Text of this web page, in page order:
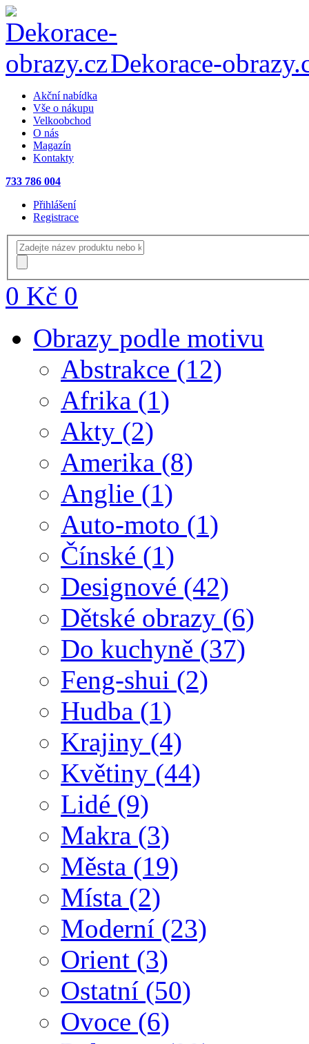
Dekorace-
Akční nabídka
Vše o nákupu
Velkoobchod
O nás
Magazín
Kontakty
733 786 004
Přihlášení
Registrace
0 Kč 0
Obrazy podle motivu
Abstrakce (12)
Afrika (1)
Akty (2)
Amerika (8)
Anglie (1)
Auto-moto (1)
Čínské (1)
Designové (42)
Dětské obrazy (6)
Do kuchyně (37)
Feng-shui (2)
Hudba (1)
Krajiny (4)
Květiny (44)
Lidé (9)
Makra (3)
Města (19)
Místa (2)
Moderní (23)
Orient (3)
Ostatní (50)
Ovoce (6)